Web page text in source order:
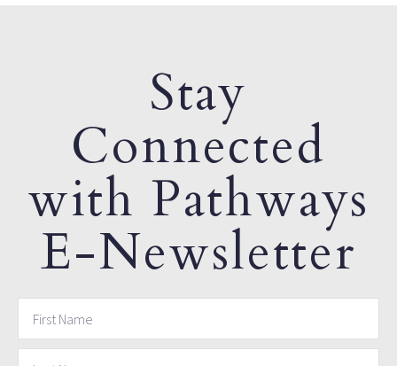
Stay
Connected
with Pathways
E-Newsletter